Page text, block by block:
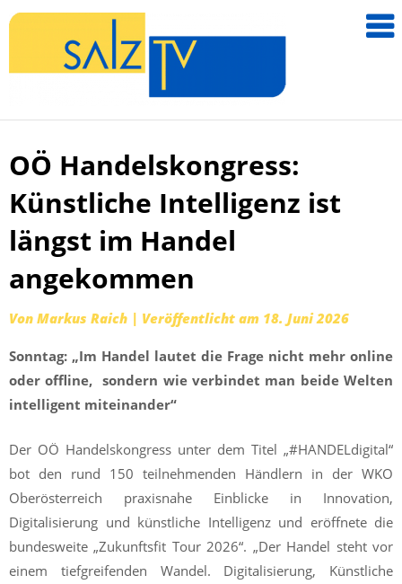
salzTV –
Zum
springen
OÖ Handelskongress:
Künstliche Intelligenz ist
längst im Handel
angekommen
Von Markus Raich | Veröffentlicht am 18. Juni 2026
Sonntag: „Im Handel lautet die Frage nicht mehr online
oder offline, sondern wie verbindet man beide Welten
intelligent miteinander“
Der OÖ Handelskongress unter dem Titel „#HANDELdigital“
bot den rund 150 teilnehmenden Händlern in der WKO
Oberösterreich praxisnahe Einblicke in Innovation,
Digitalisierung und künstliche Intelligenz und eröffnete die
bundesweite „Zukunftsfit Tour 2026“. „Der Handel steht vor
einem tiefgreifenden Wandel. Digitalisierung, Künstliche